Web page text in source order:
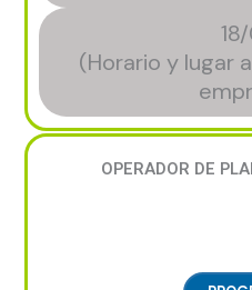
(Horario y lugar
OPERADOR DE